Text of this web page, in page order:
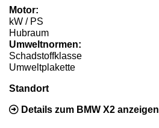
Motor:
kW / PS
Hubraum
Umweltnormen:
Schadstoffklasse
Umweltplakette
Standort
Details zum BMW X2 anzeigen